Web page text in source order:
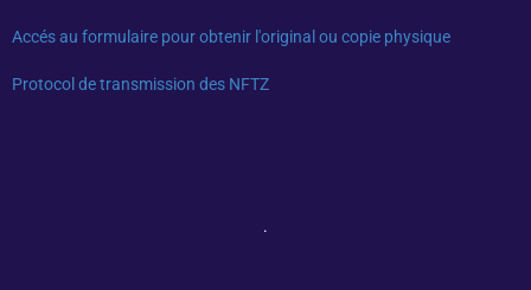
Accés au formulaire pour obtenir l'original ou copie physique
Protocol de transmission des NFTZ
.